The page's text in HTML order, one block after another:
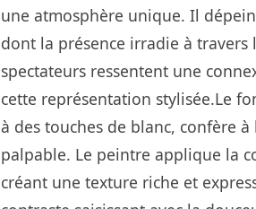
une atmosphère unique. Il
dont la présence irradie à travers
spectateurs ressentent une
cette représentation stylisée.Le
à des touches de blanc, confère
palpable. Le peintre applique la
créant une texture riche et